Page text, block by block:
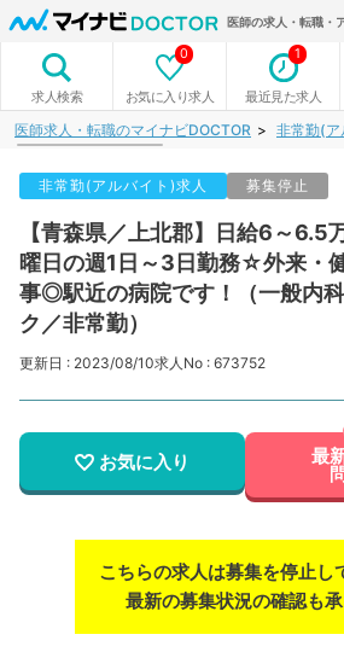
医師の求人・転職・
求人検索 お気に入り求人
0
最近見た求人
1
医師求人・転職のマイナビDOCTOR 非常勤(ア
非常勤(アルバイト)求人 募集停止
【青森県／上北郡】日給6～6.5
曜日の週1日～3日勤務☆外来・
事◎駅近の病院です！（一般内
ク／非常勤）
更新日 : 2023/08/10求人No : 673752
お気に入り 最
こちらの求人は募集を停止し
最新の募集状況の確認も承